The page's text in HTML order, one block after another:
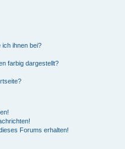
ich ihnen bei?
farbig dargestellt?
Forums erhalten!